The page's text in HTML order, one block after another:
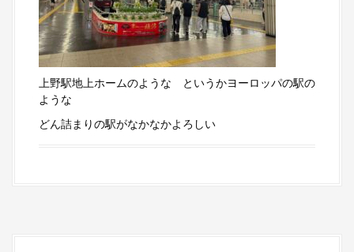
上野駅地上ホームのような というかヨーロッパの駅の
ような
どん詰まりの駅がなかなかよろしい